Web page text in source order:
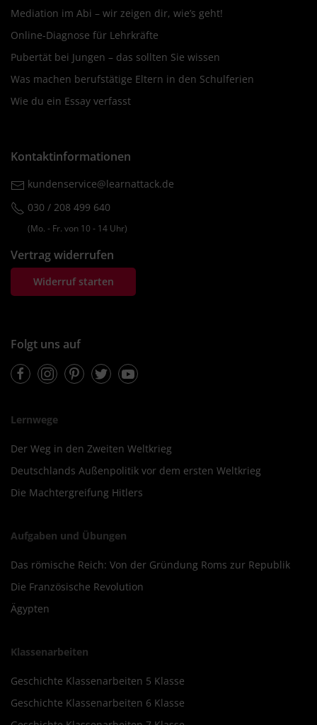
Mediation im Abi – wir zeigen dir, wie’s geht!
Online-Diagnose für Lehrkräfte
Pubertät bei Jungen – das sollten Sie wissen
Was machen berufstätige Eltern in den Schulferien
Wie du ein Essay verfasst
Kontaktinformationen
kundenservice@learnattack.de
030 / 208 499 640
(Mo. ‐ Fr. von 10 ‐ 14 Uhr)
Vertrag widerrufen
Widerruf starten
Folgt uns auf
FacebookInstagramPinterestTwitterYoutube
Lernwege
Der Weg in den Zweiten Weltkrieg
Deutschlands Außenpolitik vor dem ersten Weltkrieg
Die Machtergreifung Hitlers
Aufgaben und Übungen
Das römische Reich: Von der Gründung Roms zur Republik
Die Französische Revolution
Ägypten
Klassenarbeiten
Geschichte Klassenarbeiten 5 Klasse
Geschichte Klassenarbeiten 6 Klasse